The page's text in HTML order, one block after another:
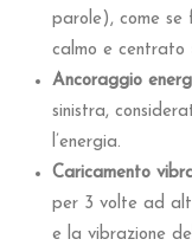
parole), come se
calmo e centrato
Ancoraggio
sinistra,
l’energia.
Caricamento
per 3 volte ad
e la vibrazione